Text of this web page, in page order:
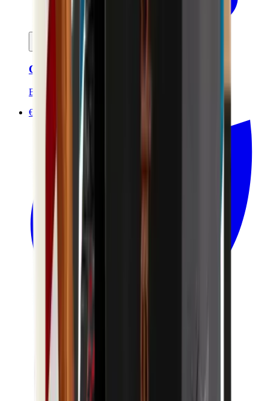
Ajouter au panier
Crème à raser certifié bio - 120ml
Bivouak
€10.00